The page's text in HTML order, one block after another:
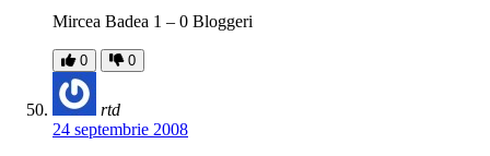
Mircea Badea 1 – 0 Bloggeri
0 0
rtd
24 septembrie 2008